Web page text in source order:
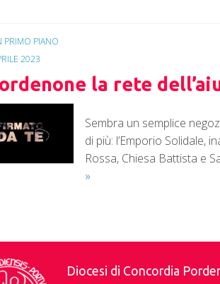
PRIMO PIANO
2023
la rete
Sembra un semplice
di più: l’Emporio Solidale,
Rossa, Chiesa Battista e
»
Diocesi di Concordia